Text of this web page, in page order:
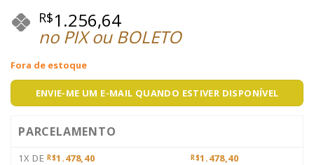
R$1.256,64
no PIX ou BOLETO
Fora de estoque
ENVIE-ME UM E-MAIL QUANDO ESTIVER DISPONÍVEL
PARCELAMENTO
1X DE R$1.478,40 R$1.478,40